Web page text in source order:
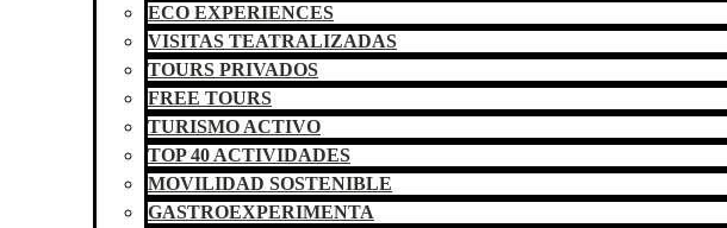
ECO EXPERIENCES
VISITAS TEATRALIZADAS
TOURS PRIVADOS
FREE TOURS
TURISMO ACTIVO
TOP 40 ACTIVIDADES
MOVILIDAD SOSTENIBLE
GASTROEXPERIMENTA